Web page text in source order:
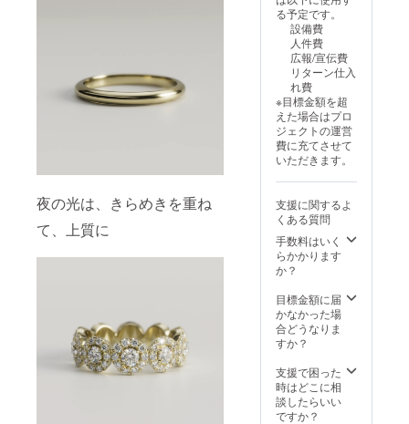
夜の光は、きらめきを重ね
て、上質に
き——
ゆるや
かに続
く光の
筋が、
日中の
落ち着
かせ
る。変
わらな
い明る
さが、
ひとす
じに示
してく
れま
す。 変
いもの
がくれ
る安心
と、真
け感。
その両
方をひ
とすじ
が等間
隔に連
なり、
手元の
輪郭に
沿って
ず続
く。近
づくほ
ど均整
があら
われ、
美しさ
が滲み
ます。
ドアを
開け
を耳に
かけ
る、
ノート
く、ス
マホを
持ち上
げる
輪郭は
際立
ち、光
の通り
道は鮮
明にな
す。
〈華や
ぎの
光〉
は、そ
の明る
すこと
なく映
し返す
ために
設計さ
本で
す。 磨
き上げ
られた
則正し
く連な
り、角
度が変
る予定です。
設備費
人件費
広報/宣伝費
リターン仕入
れ費
※目標金額を超
えた場合はプロ
ジェクトの運営
費に充てさせて
いただきます。
支援に関するよ
くある質問
手数料はいく
らかかります
か？
目標金額に届
かなかった場
合どうなりま
すか？
支援で困った
時はどこに相
談したらいい
ですか？